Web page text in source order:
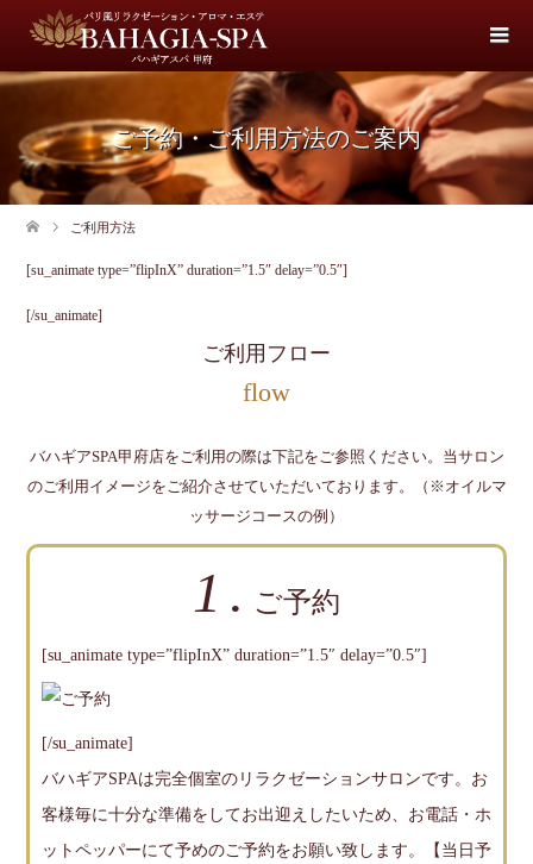
ご予約・ご利用方法のご案内
ご利用方法
[su_animate type=”flipInX” duration=”1.5″ delay=”0.5″]
[/su_animate]
ご利用フロー
flow
バハギアSPA甲府店をご利用の際は下記をご参照ください。当サロン
のご利用イメージをご紹介させていただいております。（※オイルマ
ッサージコースの例）
1. ご予約
[su_animate type=”flipInX” duration=”1.5″ delay=”0.5″]
[/su_animate]
バハギアSPAは完全個室のリラクゼーションサロンです。お
客様毎に十分な準備をしてお出迎えしたいため、お電話・ホ
ットペッパーにて予めのご予約をお願い致します。【当日予